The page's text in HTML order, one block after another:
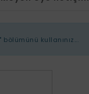
bölümünü kullanınız...